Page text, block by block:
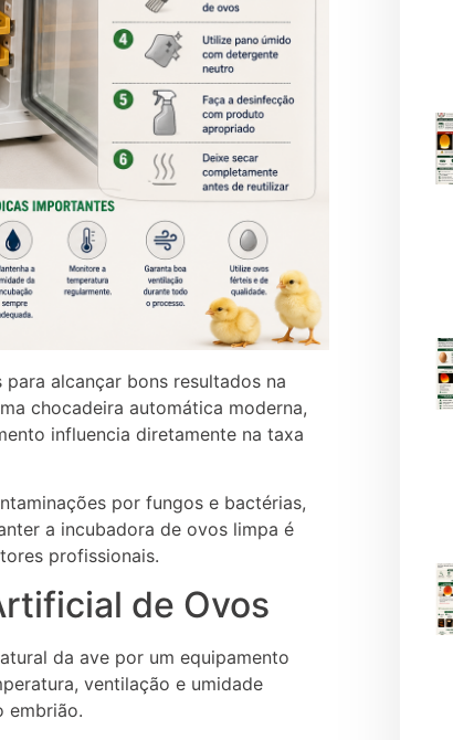
alcançar bons resultados na
chocadeira automática moderna,
influencia diretamente na taxa
por fungos e bactérias,
a incubadora de ovos limpa é
profissionais.
de Ovos
da ave por um equipamento
ventilação e umidade
embrião.